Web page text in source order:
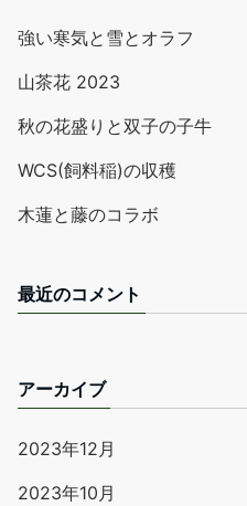
強い寒気と雪とオラフ
山茶花 2023
秋の花盛りと双子の子牛
WCS(飼料稲)の収穫
木蓮と藤のコラボ
最近のコメント
アーカイブ
2023年12月
2023年10月